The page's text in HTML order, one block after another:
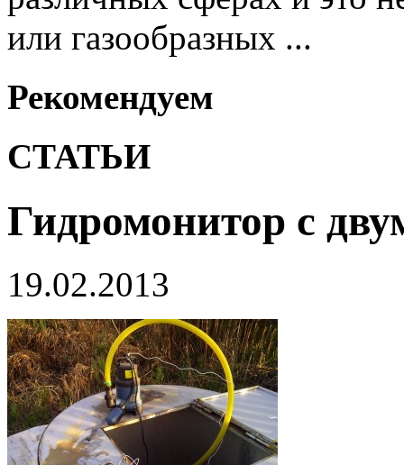
или газообразных ...
Рекомендуем
СТАТЬИ
Гидромонитор с
19.02.2013